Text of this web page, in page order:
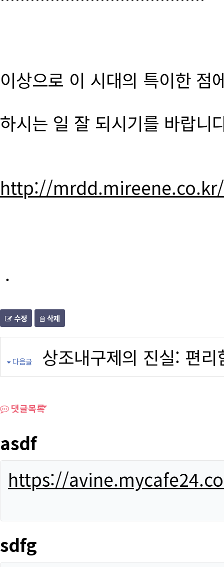
이상으로 이 시대의 특이한 점
하시는 일 잘 되시기를 바랍니
http://
.
수정 삭제
다음글 상조내구제의 진실: 편
댓글목록
asdf
https://
sdfg